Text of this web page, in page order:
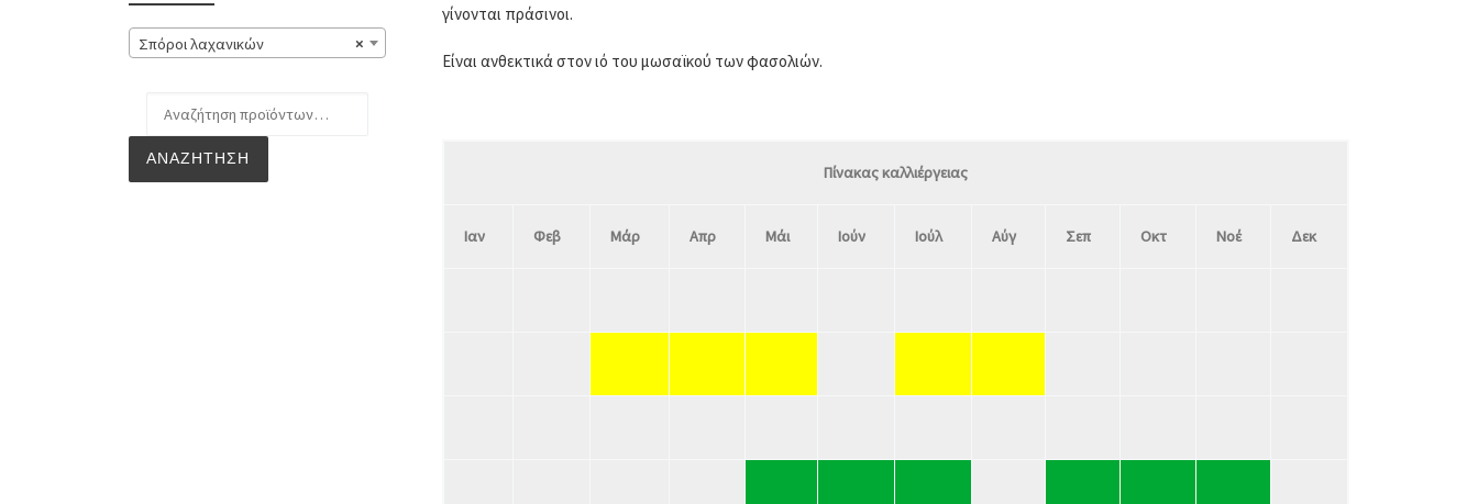
γίνονται πράσινοι.
Είναι ανθεκτικά στον ιό του μωσαϊκού των φασολιών.
Πίνακας καλλιέργειας
Ιαν Φεβ Μάρ Απρ Μάι Ιούν Ιούλ Αύγ Σεπ Οκτ Νοέ Δεκ
×
Σπόροι λαχανικών
ΑΝΑΖΉΤΗΣΗ